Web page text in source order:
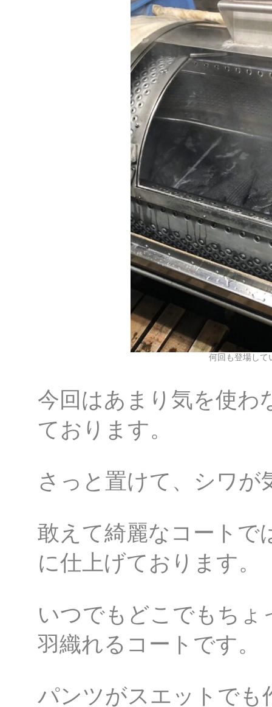
何回も登場して
今回はあまり気を使わ
ております。
さっと置けて、シワが
敢えて綺麗なコートで
に仕上げております。
いつでもどこでもち
羽織れるコートです。
パンツがスエットでも